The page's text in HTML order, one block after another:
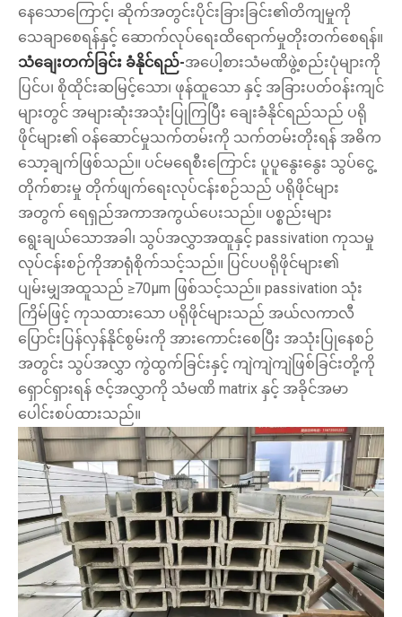
နေသောကြောင့်၊ ဆိုက်အတွင်းပိုင်းခြားခြင်း၏တိကျမှုကို
သေချာစေရန်နှင့် ဆောက်လုပ်ရေးထိရောက်မှုတိုးတက်စေရန်။
သံချေးတက်ခြင်း ခံနိုင်ရည်-အပေါ့စားသံမဏိဖွဲ့စည်းပုံများကို
ပြင်ပ၊ စိုထိုင်းဆမြင့်သော၊ ဖုန်ထူသော နှင့် အခြားပတ်ဝန်းကျင်
များတွင် အများဆုံးအသုံးပြုကြပြီး ချေးခံနိုင်ရည်သည် ပရို
ဖိုင်များ၏ ဝန်ဆောင်မှုသက်တမ်းကို သက်တမ်းတိုးရန် အဓိက
သော့ချက်ဖြစ်သည်။ ပင်မရေစီးကြောင်း ပူပူနွေးနွေး သွပ်ငွေ့
တိုက်စားမှု တိုက်ဖျက်ရေးလုပ်ငန်းစဉ်သည် ပရိုဖိုင်များ
အတွက် ရေရှည်အကာအကွယ်ပေးသည်။ ပစ္စည်းများ
ရွေးချယ်သောအခါ၊ သွပ်အလွှာအထူနှင့် passivation ကုသမှု
လုပ်ငန်းစဉ်ကိုအာရုံစိုက်သင့်သည်။ ပြင်ပပရိုဖိုင်များ၏
ပျမ်းမျှအထူသည် ≥70μm ဖြစ်သင့်သည်။ passivation သုံး
ကြိမ်ဖြင့် ကုသထားသော ပရိုဖိုင်များသည် အယ်လကာလီ
ပြောင်းပြန်လှန်နိုင်စွမ်းကို အားကောင်းစေပြီး အသုံးပြုနေစဉ်
အတွင်း သွပ်အလွှာ ကွဲထွက်ခြင်းနှင့် ကျဲကျဲကျဲဖြစ်ခြင်းတို့ကို
ရှောင်ရှားရန် ဇင့်အလွှာကို သံမဏိ matrix နှင့် အခိုင်အမာ
ပေါင်းစပ်ထားသည်။